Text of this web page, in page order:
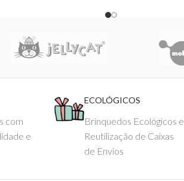
com
e
ECOLÓGICOS
Brinquedos Ecológicos e
Reutilização de Caixas
de Envios